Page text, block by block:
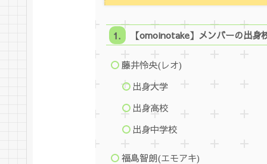
【omoinotake】メンバーの出身
藤井怜央(レオ)
出身大学
出身高校
出身中学校
福島智朗(エモアキ)